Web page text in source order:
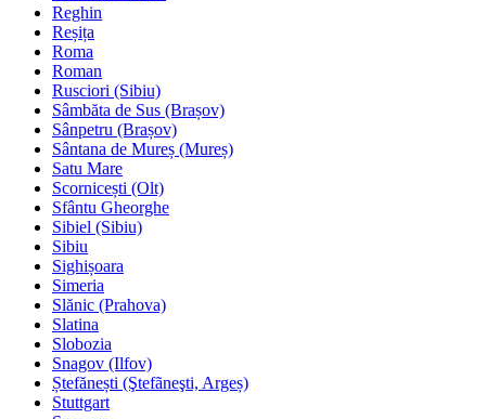
Reghin
Reșița
Roma
Roman
Rusciori (Sibiu)
Sâmbăta de Sus (Brașov)
Sânpetru (Brașov)
Sântana de Mureș (Mureș)
Satu Mare
Scornicești (Olt)
Sfântu Gheorghe
Sibiel (Sibiu)
Sibiu
Sighișoara
Simeria
Slănic (Prahova)
Slatina
Slobozia
Snagov (Ilfov)
Ștefănești (Ştefãneşti, Argeș)
Stuttgart